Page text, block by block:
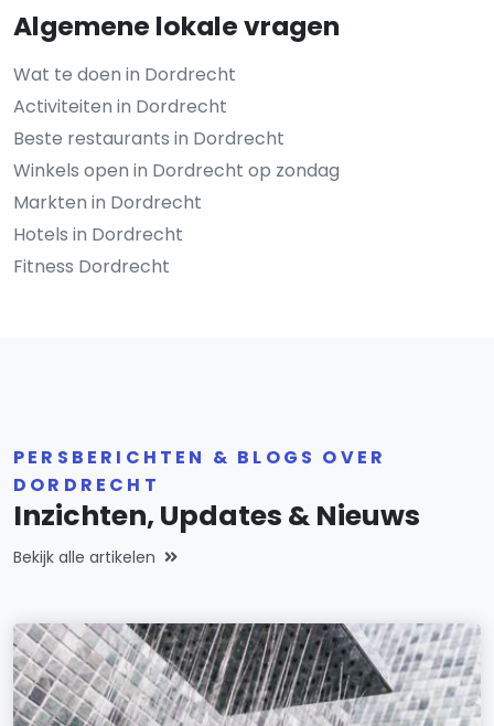
Algemene lokale vragen
Wat te doen in Dordrecht
Activiteiten in Dordrecht
Beste restaurants in Dordrecht
Winkels open in Dordrecht op zondag
Markten in Dordrecht
Hotels in Dordrecht
Fitness Dordrecht
PERSBERICHTEN & BLOGS OVER
DORDRECHT
Inzichten, Updates & Nieuws
Bekijk alle artikelen